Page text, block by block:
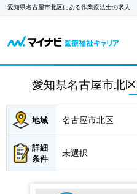
愛知県名古屋市北区にある作業療法士の求人
愛知県名古屋市北区
地域 名古屋市北区
詳細
条件
未選択